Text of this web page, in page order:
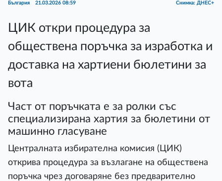
България 21.03.2026 08:59 Снимка: ДНЕС+
ЦИК откри процедура за
обществена поръчка за изработка и
доставка на хартиени бюлетини за
вота
Част от поръчката е за ролки със
специализирана хартия за бюлетини от
машинно гласуване
Централната избирателна комисия (ЦИК)
открива процедура за възлагане на обществена
поръчка чрез договаряне без предварително